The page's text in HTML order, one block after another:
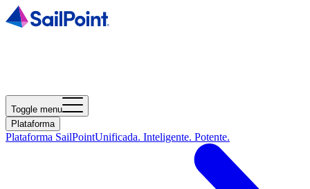
Toggle menu
Plataforma
Plataforma SailPointUnificada. Inteligente. Potente.